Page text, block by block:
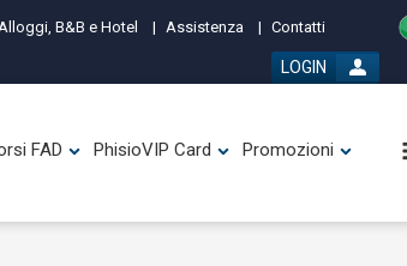
Alloggi, B&B e Hotel Assistenza Contatti
LOGIN
FAD PhisioVIP Card
Promozioni